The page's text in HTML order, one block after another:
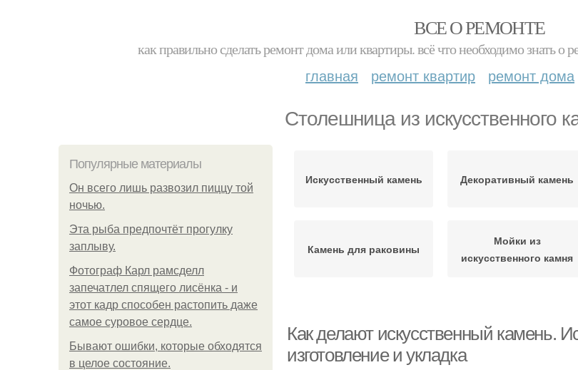
ВСЕ О РЕМОНТЕ
как правильно сделать ремонт дома или квартиры. всё что необходимо знать
главная ремонт квартир ремонт дома
Столешница из искусственного
Популярные материалы
Он всего лишь развозил пиццу той
ночью.
Эта рыба предпочтёт прогулку
заплыву.
Фотограф Карл рамсделл
запечатлел спящего лисёнка - и
этот кадр способен растопить даже
самое суровое сердце.
Бывают ошибки, которые обходятся
в целое состояние.
Искусственный камень Декоративный камень
Камень для раковины
Мойки из
искусственного камня
кварцевого агломерата
Как делают искусственный камень.
изготовление и укладка